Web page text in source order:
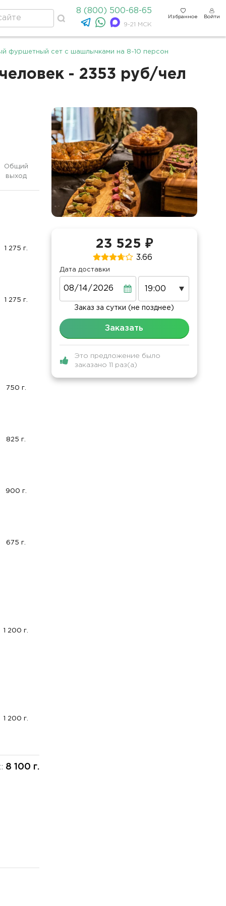
8 (800) 500-68-65
9-21 МСК
Избранное Войти
фуршетный сет с шашлычками на 8-10 персон
- 2353 руб/чел
Общий
выход
1 275 г.
1 275 г.
750 г.
825 г.
900 г.
675 г.
1 200 г.
1 200 г.
8 100 г.
23 525 ₽
3.66
Дата доставки
Заказ за сутки (не позднее)
Заказать
Это предложение было
заказано 11 раз(а)